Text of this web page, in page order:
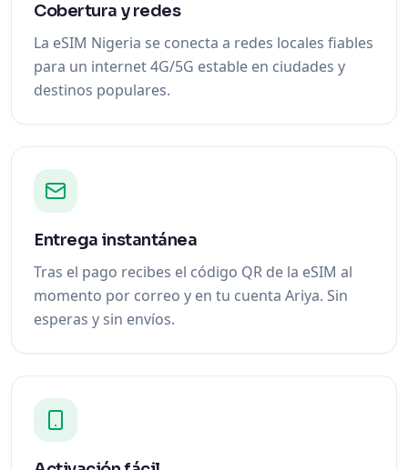
Cobertura y redes
La eSIM Nigeria se conecta a redes locales fiables
para un internet 4G/5G estable en ciudades y
destinos populares.
Entrega instantánea
Tras el pago recibes el código QR de la eSIM al
momento por correo y en tu cuenta Ariya. Sin
esperas y sin envíos.